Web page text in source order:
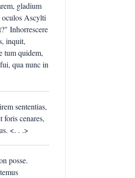
gladium
Ascylti
Inhorrescere
inquit,
tum quidem,
qua nunc in
sententias,
foris cenares,
<. . .>
posse.